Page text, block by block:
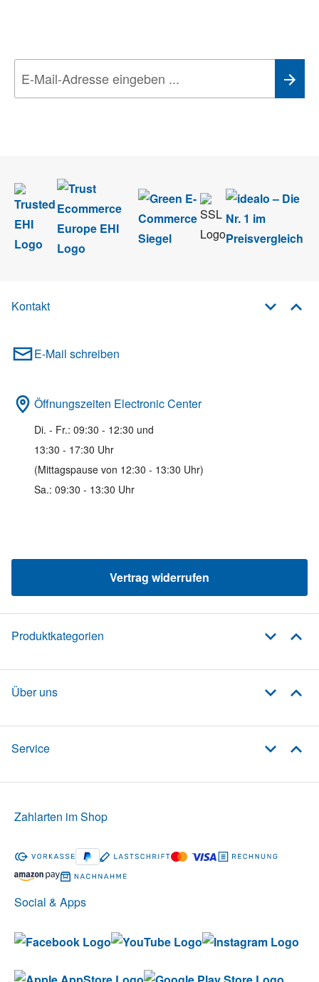
Kontakt
E-Mail schreiben
Öffnungszeiten Electronic Center
Di. - Fr.: 09:30 - 12:30 und
13:30 - 17:30 Uhr
(Mittagspause von 12:30 - 13:30 Uhr)
Sa.: 09:30 - 13:30 Uhr
Vertrag widerrufen
Produktkategorien
Über uns
Service
Social & Apps
Zahlarten im Shop